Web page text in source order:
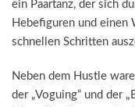
ein Paartanz, der sich
Hebefiguren und einen
schnellen Schritten
Neben dem Hustle
der „Voguing“ und der